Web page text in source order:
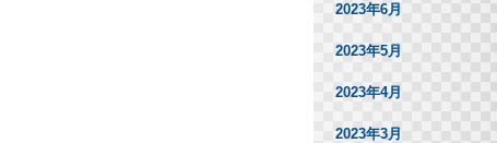
2023年6月
2023年5月
2023年4月
2023年3月